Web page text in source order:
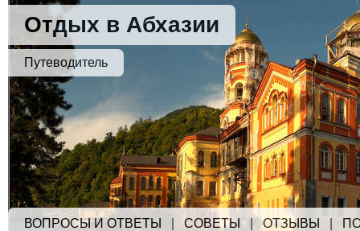
Отдых в Абхазии
Путеводитель
ВОПРОСЫ И ОТВЕТЫ СОВЕТЫ |ОТЗЫВЫ